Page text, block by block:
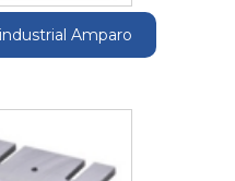
Amparo